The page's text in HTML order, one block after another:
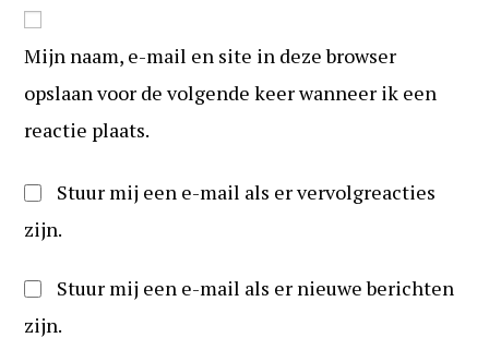
om
te
reageren
URL
in
(optioneel)
Mijn naam, e-mail en site in deze browser
opslaan voor de volgende keer wanneer ik een
reactie plaats.
Stuur mij een e-mail als er vervolgreacties
zijn.
Stuur mij een e-mail als er nieuwe berichten
zijn.